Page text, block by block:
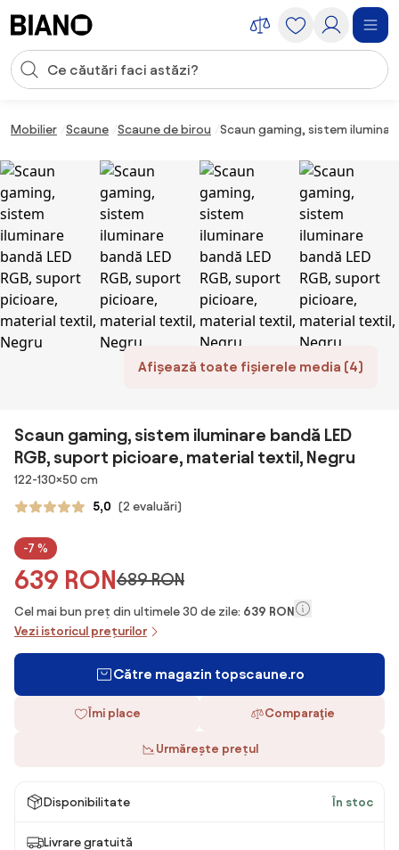
Introducerea căutării
Mobilier Scaune Scaune de birou Scaun gaming, sistem
Afișează toate fișierele media (4)
Scaun gaming, sistem iluminare bandă LED
RGB, suport picioare, material textil, Negru
Dimensiuni
122-130×50 cm
5,0 (2 evaluări)
-7 %
639 RON689 RON
Cel mai bun preț din ultimele 30 de zile: 639 RON
Vezi istoricul prețurilor
Către magazin topscaune.ro
Îmi place Comparaţie
Urmărește prețul
Disponibilitate În stoc
Livrare gratuită